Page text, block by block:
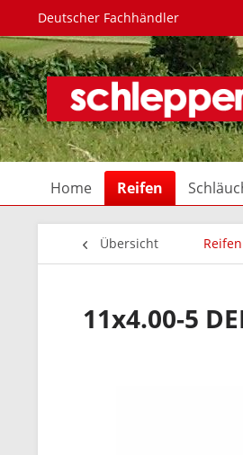
Deutscher Fachhändler
Home Reifen
Übersicht Reifen
11x4.00-5